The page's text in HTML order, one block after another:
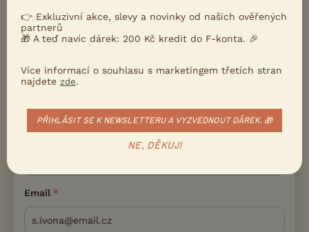
PŘIDEJTE REAKCI Přihlásit se
Přezdívka
Email
👉 Exkluzivní akce, slevy a novinky od našich ověřených
partnerů
🎁 A teď navíc dárek: 200 Kč kredit do F-konta. 🎉
Více informací o souhlasu s marketingem třetích stran
najdete zde.
PŘIHLÁSIT SE K NEWSLETTERU A VYZVEDNOUT DÁREK. 🎁
NE, DĚKUJI